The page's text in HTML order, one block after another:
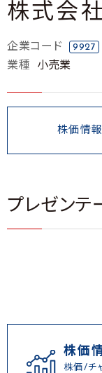
株式会
企業コード 9927
業種
小売業
株価情報
プレゼンテ
株価
株価/チ